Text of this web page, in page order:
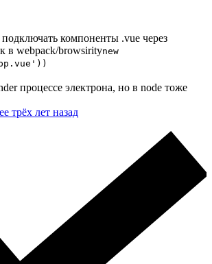
компоненты .vue через
в webpack/browsiritynew
процессе электрона, но в node тоже
трёх лет назад